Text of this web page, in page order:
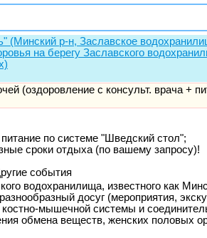
(Минский р-н, Заславское
на берегу Заславского
(оздоровление с консульт. врача +
по системе "Шведский стол";
сроки отдыха (по вашему запросу)!
события
водохранилища, известного как
досуг (мероприятия,
мышечной системы и
обмена веществ, женских половых